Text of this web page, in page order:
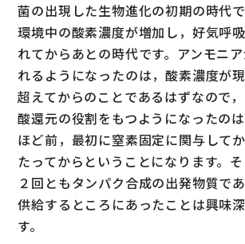
菌の出現した生物進化の初期の時代
環境中の酸素濃度が増加し，好気呼
れてからあとの時代です。アンモニ
れるようになったのは，酸素濃度が
超えてからのことであるはずなので
酸還元の役割をもつようになったの
ほど前，最初に窒素固定に関与して
たってからということになります。
２回ともタンパク合成の出発物質で
供給するところにあったことは興味
す。